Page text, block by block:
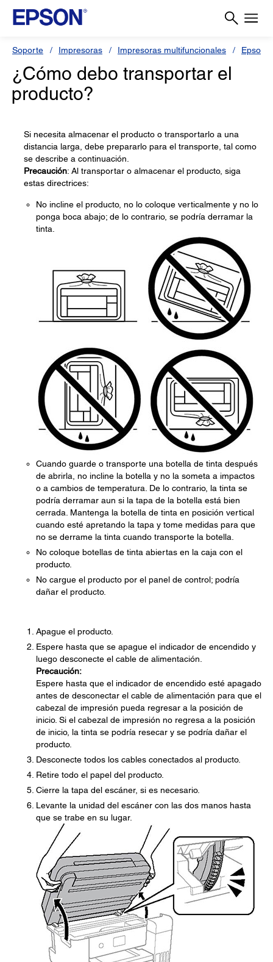
Soporte Impresoras Impresoras multifuncionales Epson L
¿Cómo debo transportar el
producto?
Si necesita almacenar el producto o transportarlo a una
distancia larga, debe prepararlo para el transporte, tal como
se describe a continuación.
Precaución: Al transportar o almacenar el producto, siga
estas directrices:
No incline el producto, no lo coloque verticalmente y no lo
ponga boca abajo; de lo contrario, se podría derramar la
tinta.
Cuando guarde o transporte una botella de tinta después
de abrirla, no incline la botella y no la someta a impactos
o a cambios de temperatura. De lo contrario, la tinta se
podría derramar aun si la tapa de la botella está bien
cerrada. Mantenga la botella de tinta en posición vertical
cuando esté apretando la tapa y tome medidas para que
no se derrame la tinta cuando transporte la botella.
No coloque botellas de tinta abiertas en la caja con el
producto.
No cargue el producto por el panel de control; podría
dañar el producto.
Apague el producto.
Espere hasta que se apague el indicador de encendido y
luego desconecte el cable de alimentación.
Precaución:
Espere hasta que el indicador de encendido esté apagado
antes de desconectar el cable de alimentación para que el
cabezal de impresión pueda regresar a la posición de
inicio. Si el cabezal de impresión no regresa a la posición
de inicio, la tinta se podría resecar y se podría dañar el
producto.
Desconecte todos los cables conectados al producto.
Retire todo el papel del producto.
Cierre la tapa del escáner, si es necesario.
Levante la unidad del escáner con las dos manos hasta
que se trabe en su lugar.